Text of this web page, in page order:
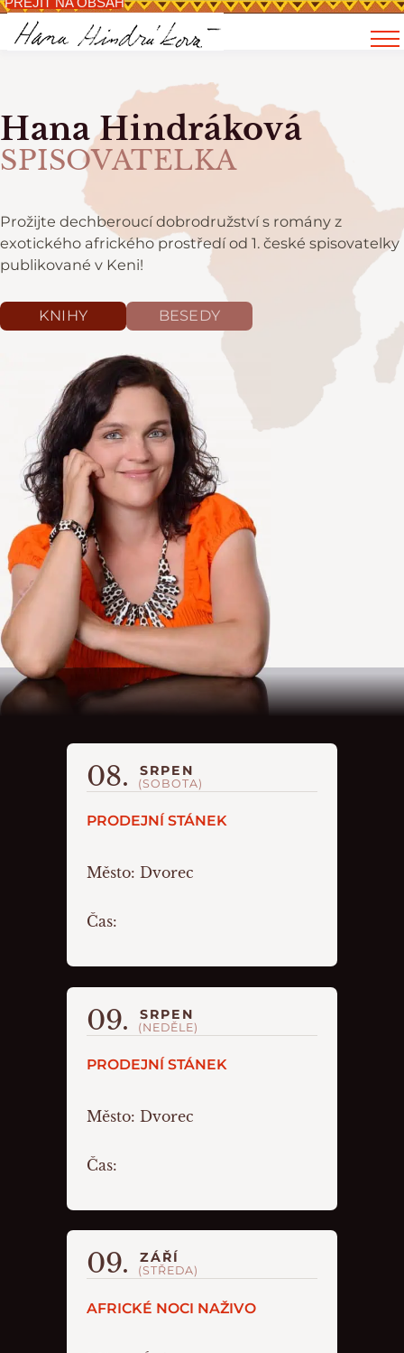
Hana Hindráková
SPISOVATELKA
Prožijte dechberoucí dobrodružství s romány z
exotického afrického prostředí od 1. české spisovatelky
publikované v Keni!
KNIHY BESEDY
PRODEJNÍ STÁNEK
Město:Dvorec
Čas:
08. SRPEN
(SOBOTA)
PRODEJNÍ STÁNEK
Město:Dvorec
Čas:
09. SRPEN
(NEDĚLE)
AFRICKÉ NOCI NAŽIVO
09. ZÁŘÍ
(STŘEDA)